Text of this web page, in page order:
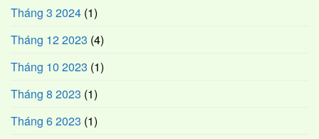
Tháng 3 2024 (1)
Tháng 12 2023 (4)
Tháng 10 2023 (1)
Tháng 8 2023 (1)
Tháng 6 2023 (1)